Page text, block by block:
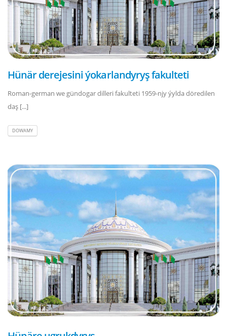
Hünär derejesini ýokarlandyryş fakulteti
Roman-german we gündogar dilleri fakulteti 1959-njy ýylda döredilen
daş [...]
DOWAMY